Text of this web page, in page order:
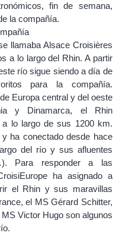
fin de semana,
la compañía.
llamaba Alsace Croisières
a lo largo del Rhin. A partir
río sigue siendo a día de
para la compañía.
Europa central y del oeste
y Dinamarca, el Rhin
a lo largo de sus 1200 km.
ha conectado desde hace
del río y sus afluentes
Para responder a las
ha asignado a
el Rhin y sus maravillas
el MS Gérard Schitter,
Victor Hugo son algunos